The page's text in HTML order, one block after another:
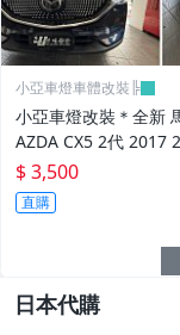
小亞車燈車體改裝╠
小亞車燈改裝＊全新
AZDA CX5 2代 2017
19 滿天星樣式 鑽石 水
$ 3,500
直購
日本代購